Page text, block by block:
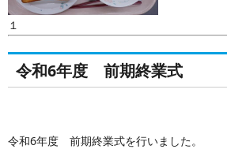
１
令和6年度 前期終業式
令和6年度 前期終業式を行いました。